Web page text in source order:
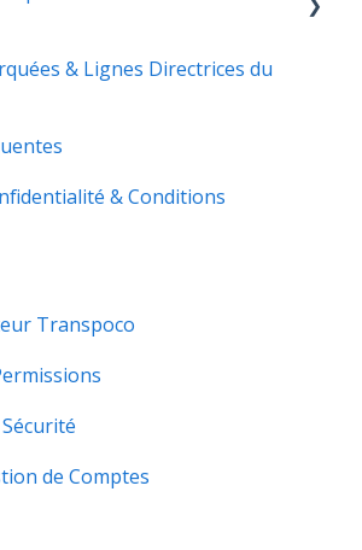
multifacteur
de Transpoco
Réparation ou une
& Lignes Directrices du
& Conditions
Transpoco
de Comptes